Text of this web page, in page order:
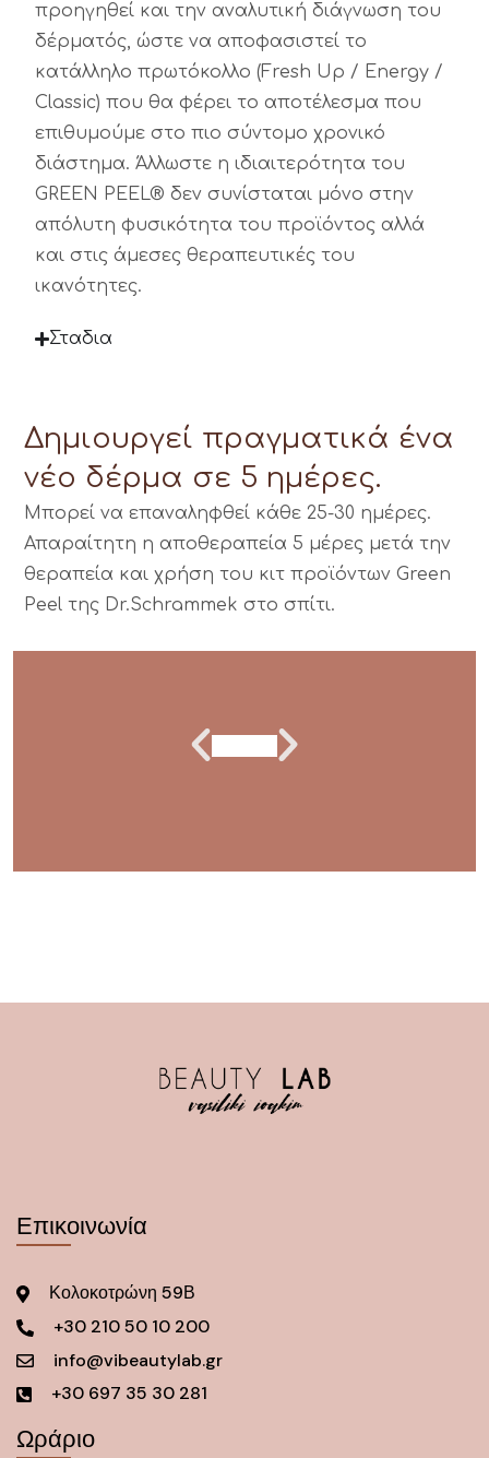
προηγηθεί και την αναλυτική διάγνωση του
δέρματός, ώστε να αποφασιστεί το
κατάλληλο πρωτόκολλο (Fresh Up / Energy /
Classic) που θα φέρει το αποτέλεσμα που
επιθυμούμε στο πιο σύντομο χρονικό
διάστημα. Άλλωστε η ιδιαιτερότητα του
GREEN PEEL® δεν συνίσταται μόνο στην
απόλυτη φυσικότητα του προϊόντος αλλά
και στις άμεσες θεραπευτικές του
ικανότητες.
Σταδια
Δημιουργεί πραγματικά ένα
νέο δέρμα σε 5 ημέρες.
Μπορεί να επαναληφθεί κάθε 25-30 ημέρες.
Απαραίτητη η αποθεραπεία 5 μέρες μετά την
θεραπεία και χρήση του κιτ προϊόντων Green
Peel της Dr.Schrammek στο σπίτι.
Επικοινωνία
Κολοκοτρώνη 59Β
+30 210 50 10 200
info@vibeautylab.gr
+30 697 35 30 281
Ωράριο